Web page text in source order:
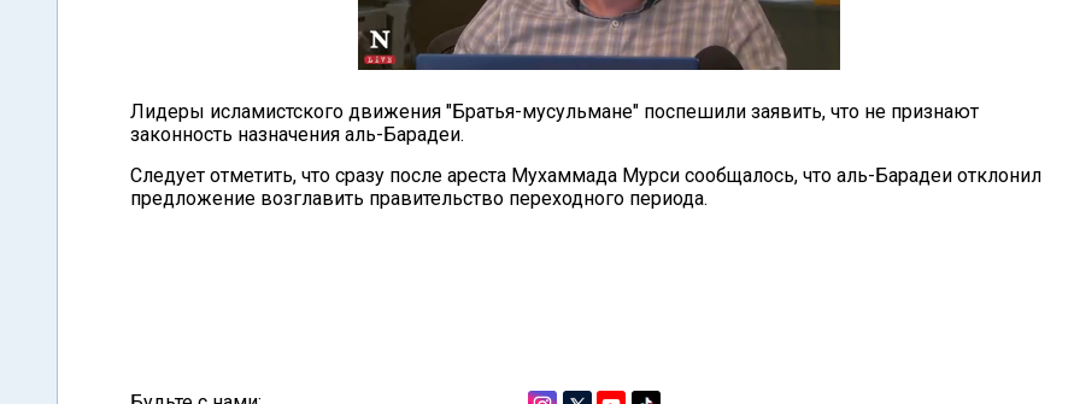
Лидеры исламистского движения "Братья-мусульмане" поспешили заявить, что не признают
законность назначения аль-Барадеи.
Следует отметить, что сразу после ареста Мухаммада Мурси сообщалось, что аль-Барадеи отклонил
предложение возглавить правительство переходного периода.